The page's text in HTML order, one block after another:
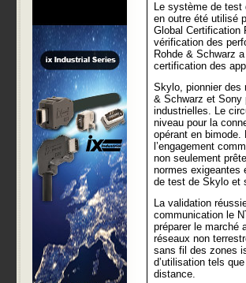
Le système de test
en outre été utilisé
Global Certification
vérification des
Rohde & Schwarz
certification des
Skylo, pionnier des
& Schwarz et Sony
industrielles. Le
niveau pour la
opérant en bimode.
l’engagement
non seulement
normes exigeantes
de test de Skylo et
La validation
communication le
préparer le marché
réseaux non
sans fil des zones
d’utilisation tels
distance.